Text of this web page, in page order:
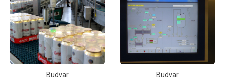
Budvar Budvar